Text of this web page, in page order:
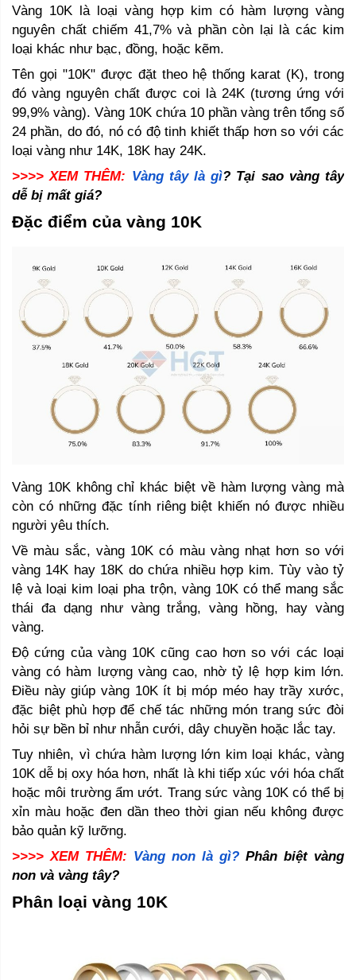
Vàng 10K là loại vàng hợp kim có hàm lượng vàng
nguyên chất chiếm 41,7% và phần còn lại là các kim
loại khác như bạc, đồng, hoặc kẽm.
Tên gọi "10K" được đặt theo hệ thống karat (K), trong
đó vàng nguyên chất được coi là 24K (tương ứng với
99,9% vàng). Vàng 10K chứa 10 phần vàng trên tổng số
24 phần, do đó, nó có độ tinh khiết thấp hơn so với các
loại vàng như 14K, 18K hay 24K.
>>>> XEM THÊM: Vàng tây là gì? Tại sao vàng tây
dễ bị mất giá?
Đặc điểm của vàng 10K
Vàng 10K không chỉ khác biệt về hàm lượng vàng mà
còn có những đặc tính riêng biệt khiến nó được nhiều
người yêu thích.
Về màu sắc, vàng 10K có màu vàng nhạt hơn so với
vàng 14K hay 18K do chứa nhiều hợp kim. Tùy vào tỷ
lệ và loại kim loại pha trộn, vàng 10K có thể mang sắc
thái đa dạng như vàng trắng, vàng hồng, hay vàng
vàng.
Độ cứng của vàng 10K cũng cao hơn so với các loại
vàng có hàm lượng vàng cao, nhờ tỷ lệ hợp kim lớn.
Điều này giúp vàng 10K ít bị móp méo hay trầy xước,
đặc biệt phù hợp để chế tác những món trang sức đòi
hỏi sự bền bỉ như nhẫn cưới, dây chuyền hoặc lắc tay.
Tuy nhiên, vì chứa hàm lượng lớn kim loại khác, vàng
10K dễ bị oxy hóa hơn, nhất là khi tiếp xúc với hóa chất
hoặc môi trường ẩm ướt. Trang sức vàng 10K có thể bị
xỉn màu hoặc đen dần theo thời gian nếu không được
bảo quản kỹ lưỡng.
>>>> XEM THÊM: Vàng non là gì? Phân biệt vàng
non và vàng tây?
Phân loại vàng 10K